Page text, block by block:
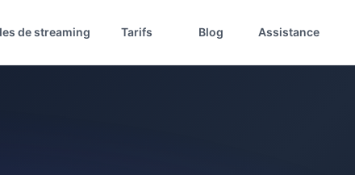
de streaming Tarifs Blog Assistance